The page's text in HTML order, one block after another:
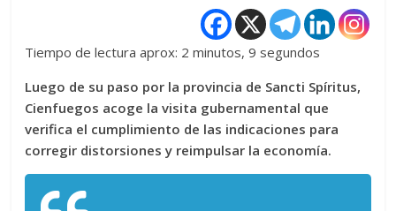
Tiempo de lectura aprox: 2 minutos, 9 segundos
Luego de su paso por la provincia de Sancti Spíritus,
Cienfuegos acoge la visita gubernamental que
verifica el cumplimiento de las indicaciones para
corregir distorsiones y reimpulsar la economía.